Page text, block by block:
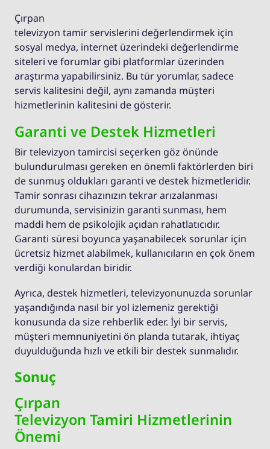
Çırpan
televizyon tamir servislerini değerlendirmek için
sosyal medya, internet üzerindeki değerlendirme
siteleri ve forumlar gibi platformlar üzerinden
araştırma yapabilirsiniz. Bu tür yorumlar, sadece
servis kalitesini değil, aynı zamanda müşteri
hizmetlerinin kalitesini de gösterir.
Garanti ve Destek Hizmetleri
Bir televizyon tamircisi seçerken göz önünde
bulundurulması gereken en önemli faktörlerden biri
de sunmuş oldukları garanti ve destek hizmetleridir.
Tamir sonrası cihazınızın tekrar arızalanması
durumunda, servisinizin garanti sunması, hem
maddi hem de psikolojik açıdan rahatlatıcıdır.
Garanti süresi boyunca yaşanabilecek sorunlar için
ücretsiz hizmet alabilmek, kullanıcıların en çok önem
verdiği konulardan biridir.
Ayrıca, destek hizmetleri, televizyonunuzda sorunlar
yaşandığında nasıl bir yol izlemeniz gerektiği
konusunda da size rehberlik eder. İyi bir servis,
müşteri memnuniyetini ön planda tutarak, ihtiyaç
duyulduğunda hızlı ve etkili bir destek sunmalıdır.
Sonuç
Çırpan
Televizyon Tamiri Hizmetlerinin
Önemi